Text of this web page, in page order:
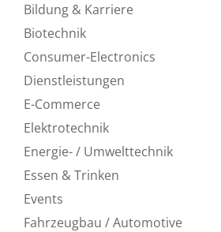
Bildung & Karriere
Biotechnik
Consumer-Electronics
Dienstleistungen
E-Commerce
Elektrotechnik
Energie- / Umwelttechnik
Essen & Trinken
Events
Fahrzeugbau / Automotive